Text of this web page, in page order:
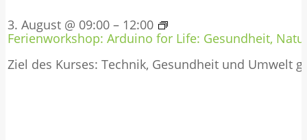
3. August @ 09:00 – 12:00
Ferienworkshop: Arduino for Life: Gesundheit,
Ziel des Kurses: Technik, Gesundheit und Umwelt